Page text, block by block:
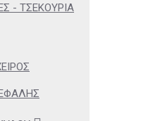
- ΤΣΕΚΟΎΡΙΑ